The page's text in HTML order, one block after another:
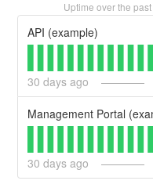
Uptime over the past
API (example)
30 days ago
30 days ago